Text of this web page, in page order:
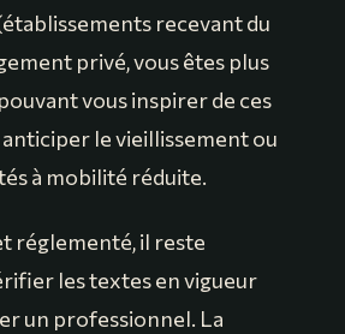
recevant du
privé, vous êtes plus
vous inspirer de ces
le vieillissement ou
à mobilité réduite.
réglementé, il reste
les textes en vigueur
un professionnel. La